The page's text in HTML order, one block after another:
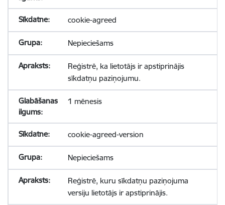
cookie-agreed
Nepieciešams
Reģistrē, ka lietotājs ir apstiprinājis
sīkdatņu paziņojumu.
1 mēnesis
cookie-agreed-version
Nepieciešams
Reģistrē, kuru sīkdatņu paziņojuma
versiju lietotājs ir apstiprinājis.